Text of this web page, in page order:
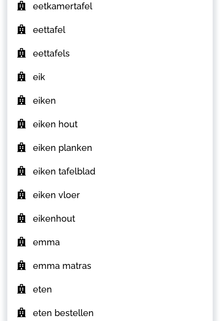
eetkamertafel
eettafel
eettafels
eik
eiken
eiken hout
eiken planken
eiken tafelblad
eiken vloer
eikenhout
emma
emma matras
eten
eten bestellen